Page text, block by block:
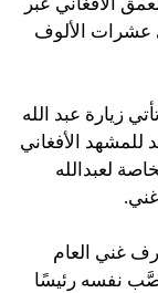
عشرات الألوف
زيارة عبد الله
للمشهد الأفغاني
لعبدالله
غني العام
نفسه رئيسًا